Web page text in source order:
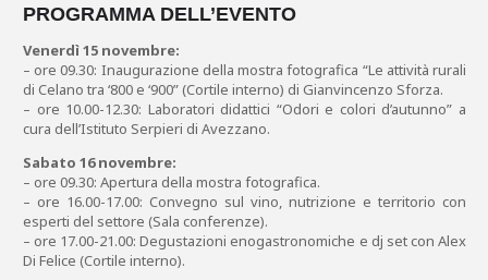
PROGRAMMA DELL’EVENTO
Venerdì 15 novembre:
– ore 09.30: Inaugurazione della mostra fotografica “Le attività rurali
di Celano tra ‘800 e ‘900” (Cortile interno) di Gianvincenzo Sforza.
– ore 10.00-12.30: Laboratori didattici “Odori e colori d’autunno” a
cura dell’Istituto Serpieri di Avezzano.
Sabato 16 novembre:
– ore 09.30: Apertura della mostra fotografica.
– ore 16.00-17.00: Convegno sul vino, nutrizione e territorio con
esperti del settore (Sala conferenze).
– ore 17.00-21.00: Degustazioni enogastronomiche e dj set con Alex
Di Felice (Cortile interno).